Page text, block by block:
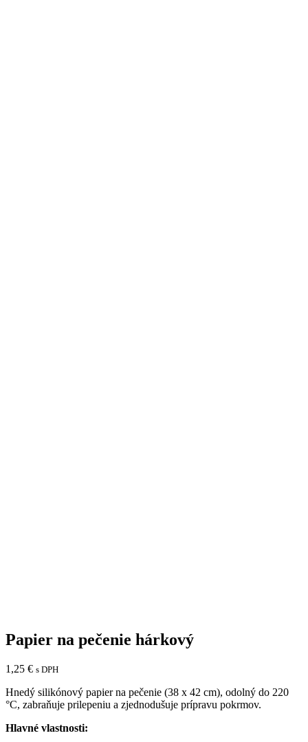
Papier na pečenie hárkový
1,25 € s DPH
Hnedý silikónový papier na pečenie (38 x 42 cm), odolný do 220
°C, zabraňuje prilepeniu a zjednodušuje prípravu pokrmov.
Hlavné vlastnosti: